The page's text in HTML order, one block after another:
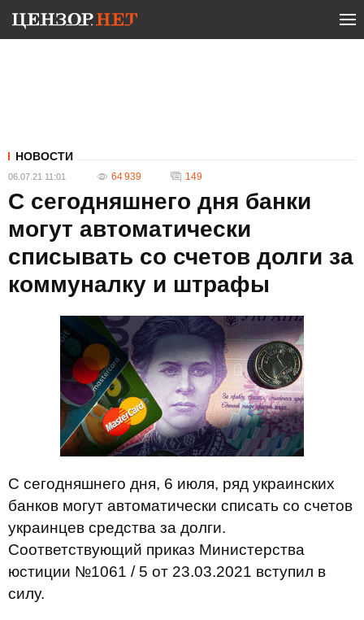
НОВОСТИ
06.07.21 11:01 64 939 149
С сегодняшнего дня банки
могут автоматически
списывать со счетов долги за
коммуналку и штрафы
С сегодняшнего дня, 6 июля, ряд украинских
банков могут автоматически списать со счетов
украинцев средства за долги.
Соответствующий приказ Министерства
юстиции №1061 / 5 от 23.03.2021 вступил в
силу.